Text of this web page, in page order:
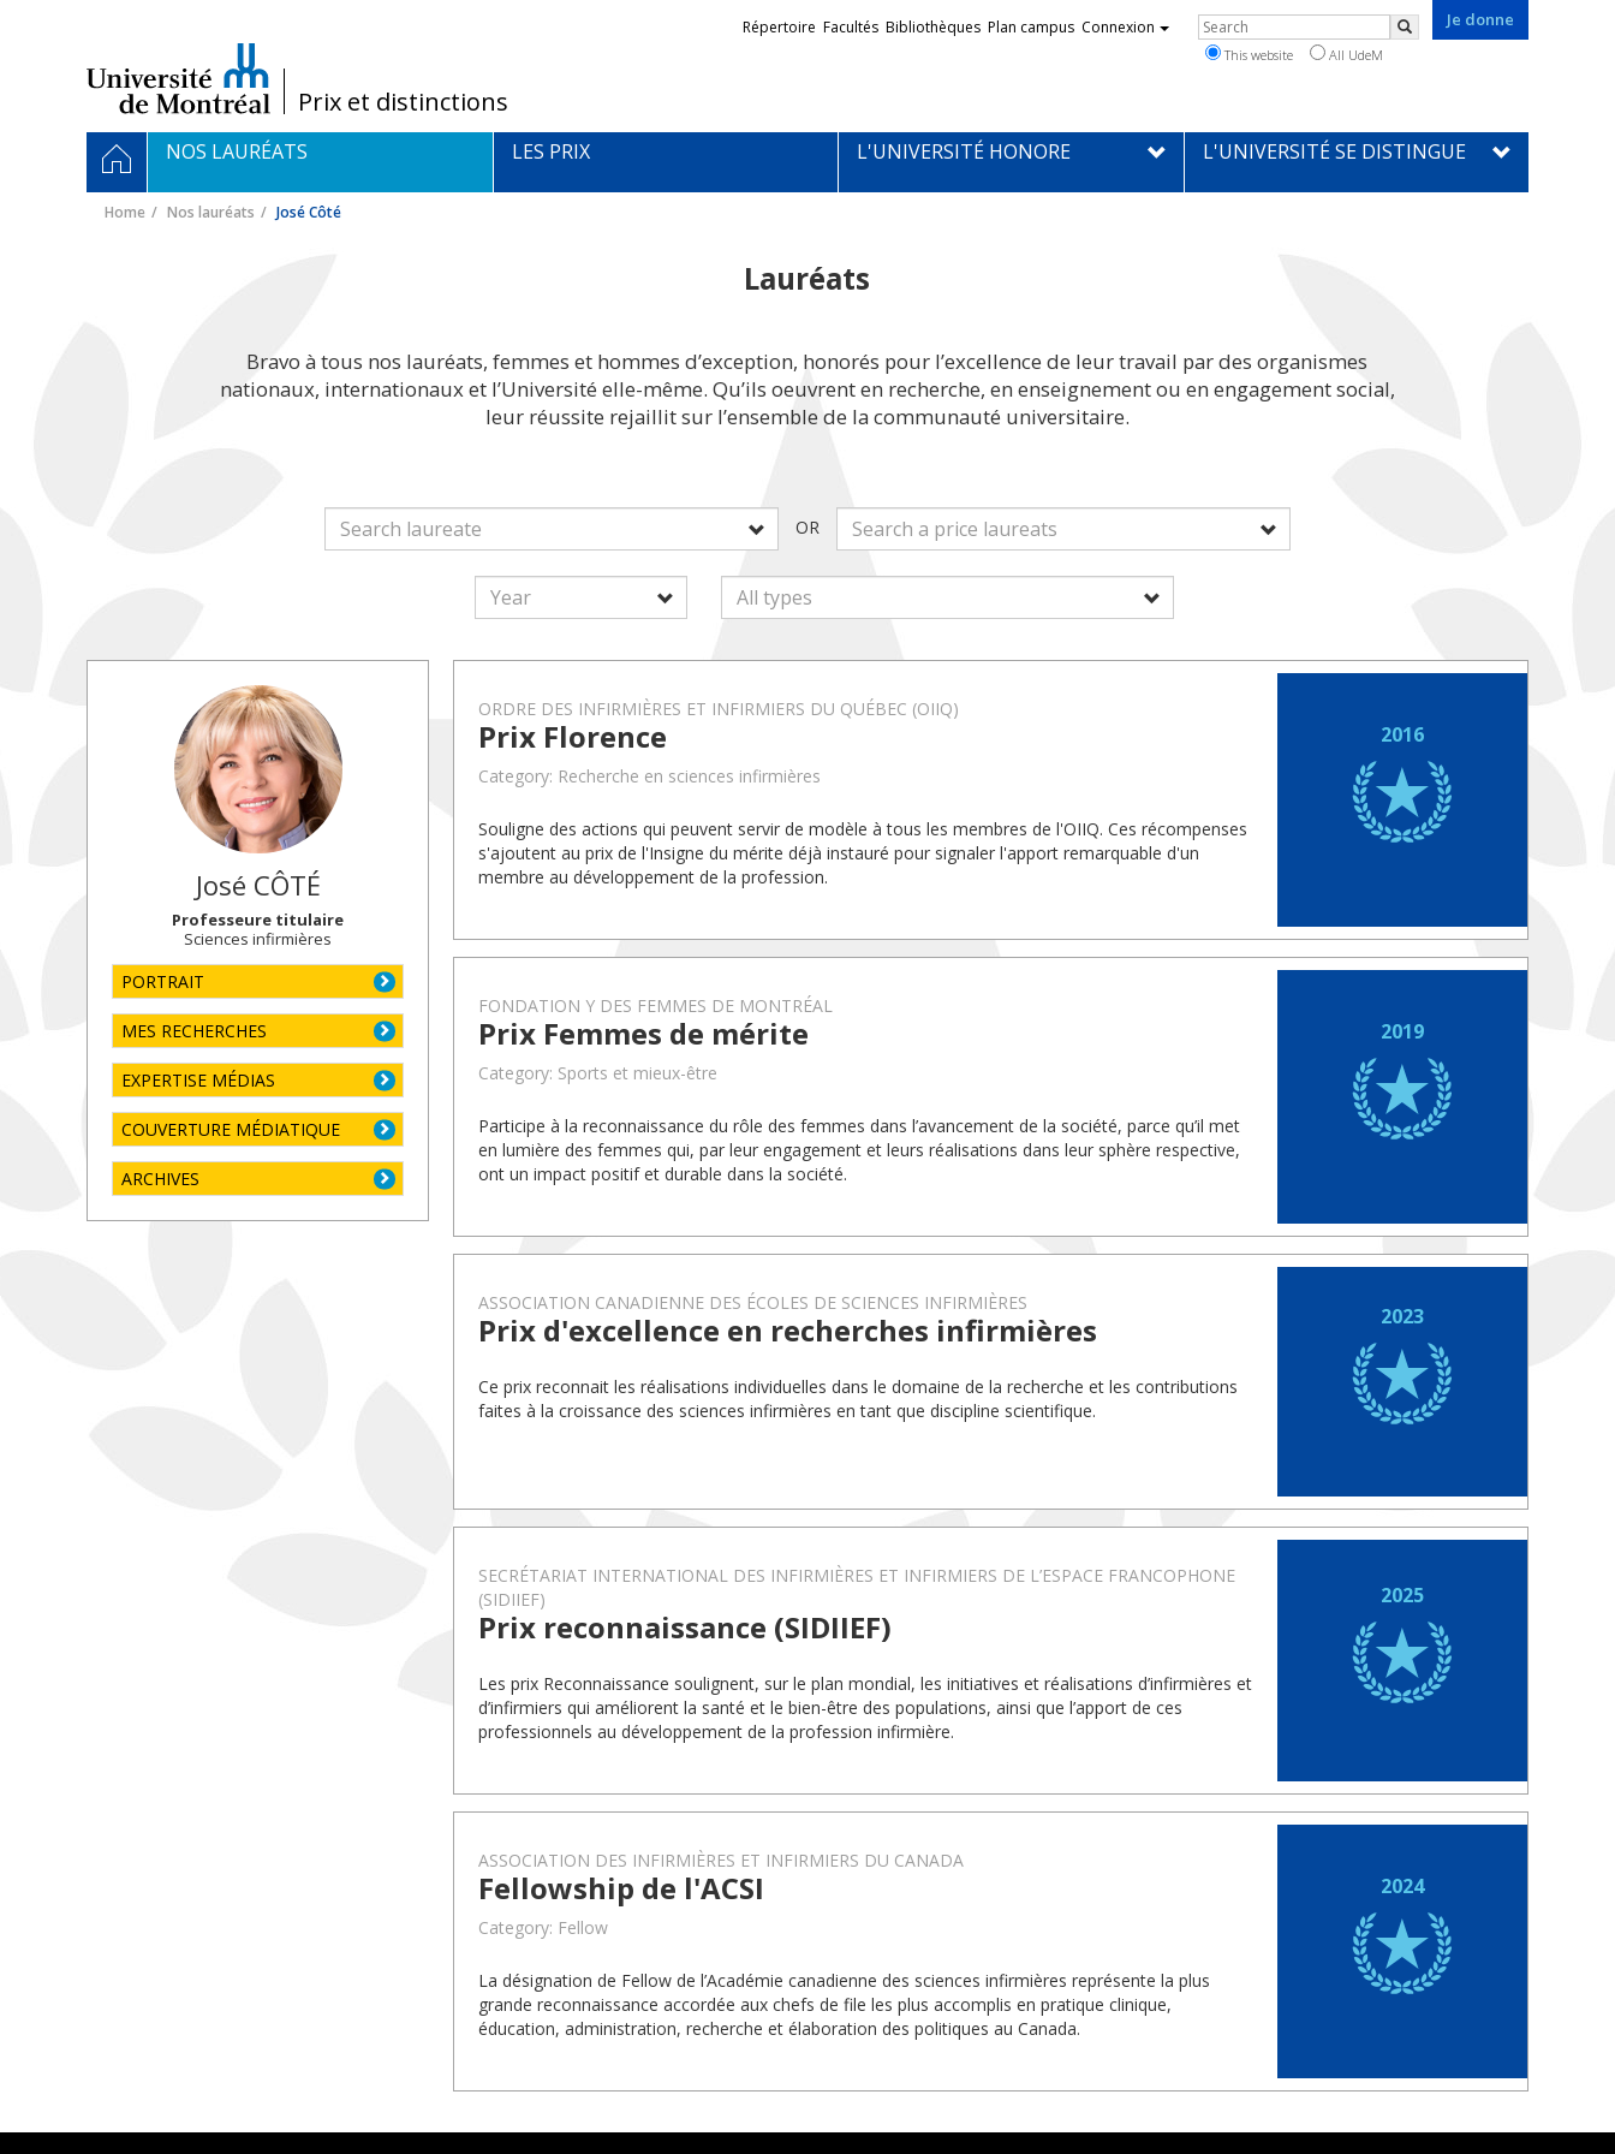
/Prix et distinctions
Je donne
Liens
externes
Répertoire Facultés Bibliothèques Plan campus Connexion Rechercher
Search
This website All UdeM
Navigation
principale
HOMENOS LAURÉATS LES PRIX L'UNIVERSITÉ HONORE L'UNIVERSITÉ SE DISTINGUE
Home Nos lauréats José Côté
Lauréats
Bravo à tous nos lauréats, femmes et hommes d’exception, honorés pour l’excellence de leur travail par des organismes
nationaux, internationaux et l’Université elle-même. Qu’ils oeuvrent en recherche, en enseignement ou en engagement social,
leur réussite rejaillit sur l’ensemble de la communauté universitaire.
OR
José CÔTÉ
Professeure titulaire
Sciences infirmières
PORTRAIT
MES RECHERCHES
EXPERTISE MÉDIAS
COUVERTURE MÉDIATIQUE
ARCHIVES
ORDRE DES INFIRMIÈRES ET INFIRMIERS DU QUÉBEC (OIIQ)
Prix Florence
Category: Recherche en sciences infirmières
Souligne des actions qui peuvent servir de modèle à tous les membres de l'OIIQ. Ces récompenses
s'ajoutent au prix de l'Insigne du mérite déjà instauré pour signaler l'apport remarquable d'un
membre au développement de la profession.
2016
FONDATION Y DES FEMMES DE MONTRÉAL
Prix Femmes de mérite
Category: Sports et mieux-être
Participe à la reconnaissance du rôle des femmes dans l’avancement de la société, parce qu’il met
en lumière des femmes qui, par leur engagement et leurs réalisations dans leur sphère respective,
ont un impact positif et durable dans la société.
2019
ASSOCIATION CANADIENNE DES ÉCOLES DE SCIENCES INFIRMIÈRES
Prix d'excellence en recherches infirmières
Ce prix reconnait les réalisations individuelles dans le domaine de la recherche et les contributions
faites à la croissance des sciences infirmières en tant que discipline scientifique.
2023
SECRÉTARIAT INTERNATIONAL DES INFIRMIÈRES ET INFIRMIERS DE L’ESPACE FRANCOPHONE
(SIDIIEF)
Prix reconnaissance (SIDIIEF)
Les prix Reconnaissance soulignent, sur le plan mondial, les initiatives et réalisations d’infirmières et
d’infirmiers qui améliorent la santé et le bien-être des populations, ainsi que l’apport de ces
professionnels au développement de la profession infirmière.
2025
ASSOCIATION DES INFIRMIÈRES ET INFIRMIERS DU CANADA
Fellowship de l'ACSI
Category: Fellow
La désignation de Fellow de l’Académie canadienne des sciences infirmières représente la plus
grande reconnaissance accordée aux chefs de file les plus accomplis en pratique clinique,
éducation, administration, recherche et élaboration des politiques au Canada.
2024